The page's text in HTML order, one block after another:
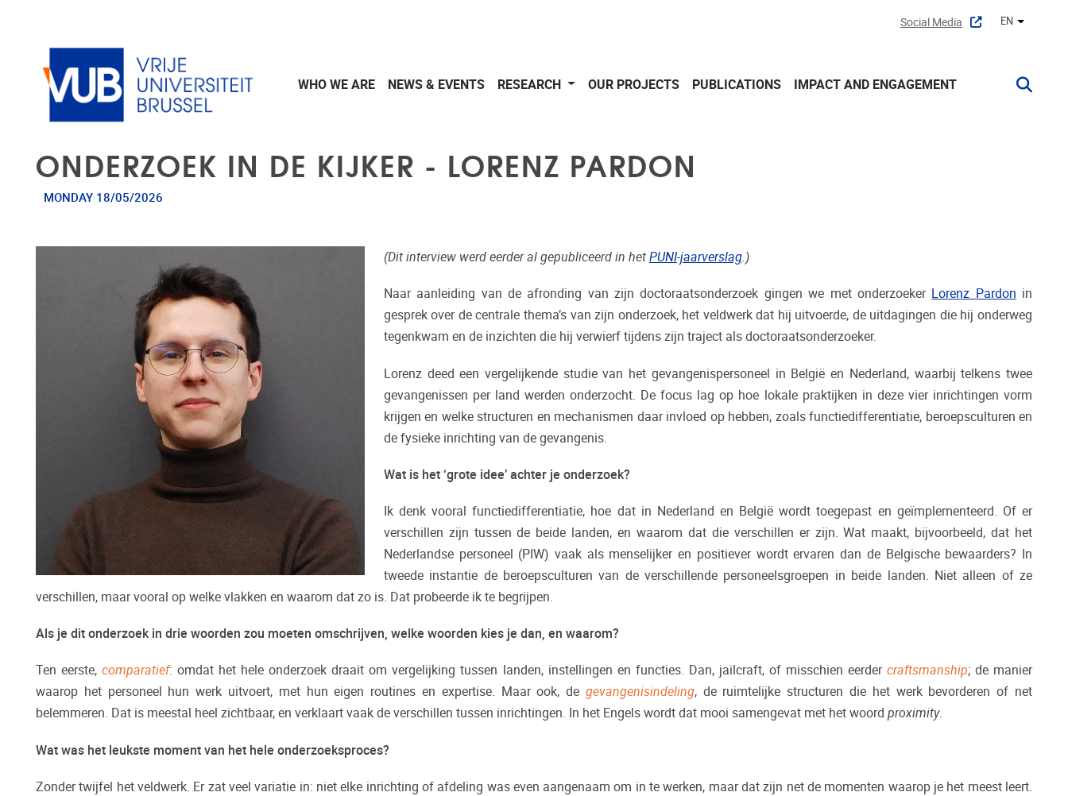
Social Media EN Other
WHO WE ARE NEWS & EVENTS RESEARCH OUR PROJECTS PUBLICATIONS IMPACT AND ENGAGEMENT
ONDERZOEK IN DE KIJKER - LORENZ PARDON
MONDAY 18/05/2026
(Dit interview werd eerder al gepubliceerd in het PUNI-jaarverslag.)
Naar aanleiding van de afronding van zijn doctoraatsonderzoek gingen we met onderzoeker Lorenz Pardon in
gesprek over de centrale thema’s van zijn onderzoek, het veldwerk dat hij uitvoerde, de uitdagingen die hij onderweg
tegenkwam en de inzichten die hij verwierf tijdens zijn traject als doctoraatsonderzoeker.
Lorenz deed een vergelijkende studie van het gevangenispersoneel in België en Nederland, waarbij telkens twee
gevangenissen per land werden onderzocht. De focus lag op hoe lokale praktijken in deze vier inrichtingen vorm
krijgen en welke structuren en mechanismen daar invloed op hebben, zoals functiedifferentiatie, beroepsculturen en
de fysieke inrichting van de gevangenis.
Wat is het ‘grote idee’ achter je onderzoek?
Ik denk vooral functiedifferentiatie, hoe dat in Nederland en België wordt toegepast en geïmplementeerd. Of er
verschillen zijn tussen de beide landen, en waarom dat die verschillen er zijn. Wat maakt, bijvoorbeeld, dat het
Nederlandse personeel (PIW) vaak als menselijker en positiever wordt ervaren dan de Belgische bewaarders? In
tweede instantie de beroepsculturen van de verschillende personeelsgroepen in beide landen. Niet alleen of ze
verschillen, maar vooral op welke vlakken en waarom dat zo is. Dat probeerde ik te begrijpen.
Als je dit onderzoek in drie woorden zou moeten omschrijven, welke woorden kies je dan, en waarom?
Ten eerste,comparatief: omdat het hele onderzoek draait om vergelijking tussen landen, instellingen en functies. Dan, jailcraft, of misschien eerder craftsmanship; de manier
waarop het personeel hun werk uitvoert, met hun eigen routines en expertise. Maar ook, de gevangenisindeling, de ruimtelijke structuren die het werk bevorderen of net
belemmeren. Dat is meestal heel zichtbaar, en verklaart vaak de verschillen tussen inrichtingen. In het Engels wordt dat mooi samengevat met het woord proximity.
Wat was het leukste moment van het hele onderzoeksproces?
Zonder twijfel het veldwerk. Er zat veel variatie in: niet elke inrichting of afdeling was even aangenaam om in te werken, maar dat zijn net de momenten waarop je het meest leert.